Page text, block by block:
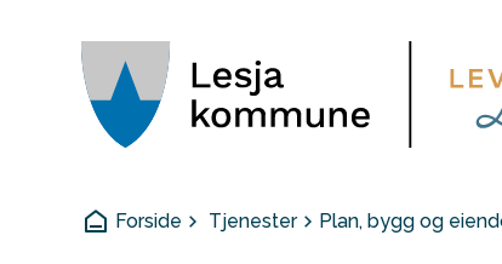
Du er her:
Forside Tjenester Plan, bygg og